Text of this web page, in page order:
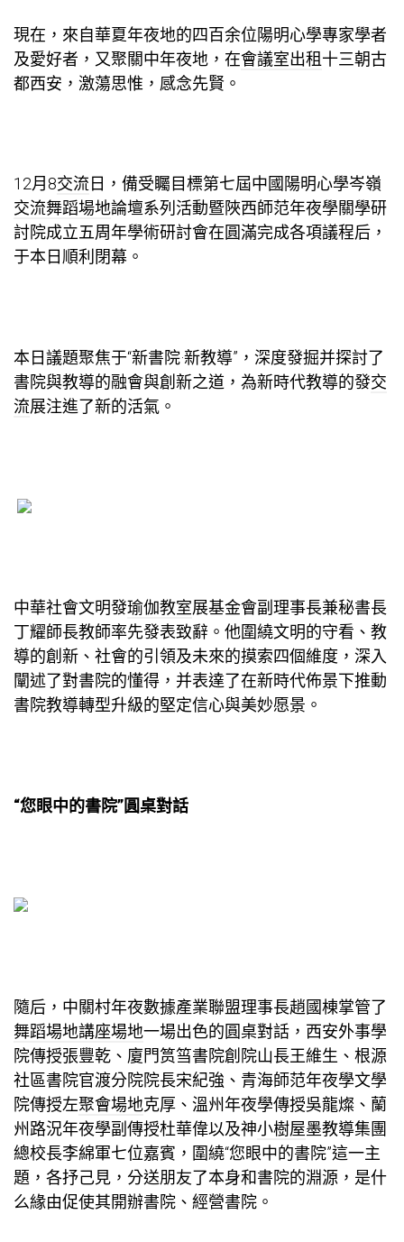
現在，來自華夏年夜地的四百余位陽明心學專家學者
及愛好者，又聚關中年夜地，在會議室出租十三朝古
都西安，激蕩思惟，感念先賢。
12月8交流 日，備受矚目標第七屆中國陽明心學岑嶺
交流舞蹈場地論壇系列活動暨陜西師范年夜學關學研
討院成立五周年學術研討會在圓滿完成各項議程后，
于本日順利閉幕。
本日議題聚焦于“新書院·新教導”，深度發掘并探討了
書院與教導的融會與創新之道，為新時代教導的發交
流展注進了新的活氣。
中華社會文明發瑜伽教室展基金會副理事長兼秘書長
丁耀師長教師率先發表致辭。他圍繞文明的守看、教
導的創新、社會的引領及未來的摸索四個維度，深入
闡述了對書院的懂得，并表達了在新時代佈景下推動
書院教導轉型升級的堅定信心與美妙愿景。
“您眼中的書院”圓桌對話
隨后，中關村年夜數據產業聯盟理事長趙國棟掌管了
舞蹈場地講座場地一場出色的圓桌對話，西安外事學
院傳授張豐乾、廈門筼筜書院創院山長王維生、根源
社區書院官渡分院院長宋紀強、青海師范年夜學文學
院傳授左聚會場地克厚、溫州年夜學傳授吳龍燦、蘭
州路況年夜學副傳授杜華偉以及神小樹屋墨教導集團
總校長李綿軍七位嘉賓，圍繞“您眼中的書院”這一主
題，各抒己見，分送朋友了本身和書院的淵源，是什
么緣由促使其開辦書院、經營書院。